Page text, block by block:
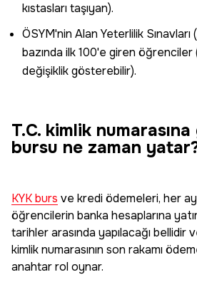
kıstasları taşıyan).
ÖSYM'nin Alan Yeterlilik
bazında ilk 100'e giren öğrenciler
değişiklik gösterebilir).
T.C. kimlik
bursu ne zaman
KYK burs ve kredi ödemeleri, her
öğrencilerin banka hesaplarına
tarihler arasında yapılacağı bellidir
kimlik numarasının son rakamı
anahtar rol oynar.